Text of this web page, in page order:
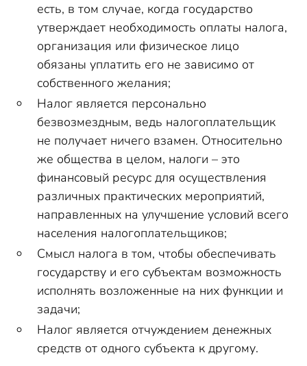
есть, в том случае, когда государство
утверждает необходимость оплаты налога,
организация или физическое лицо
обязаны уплатить его не зависимо от
собственного желания;
Налог является персонально
безвозмездным, ведь налогоплательщик
не получает ничего взамен. Относительно
же общества в целом, налоги – это
финансовый ресурс для осуществления
различных практических мероприятий,
направленных на улучшение условий всего
населения налогоплательщиков;
Смысл налога в том, чтобы обеспечивать
государству и его субъектам возможность
исполнять возложенные на них функции и
задачи;
Налог является отчуждением денежных
средств от одного субъекта к другому.